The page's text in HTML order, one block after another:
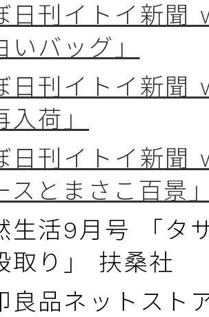
日刊イトイ新聞
いバッグ」
日刊イトイ新聞
入荷」
日刊イトイ新聞
スとまさこ百景
生活9月号 「タ
取り」 扶桑社
良品ネットスト